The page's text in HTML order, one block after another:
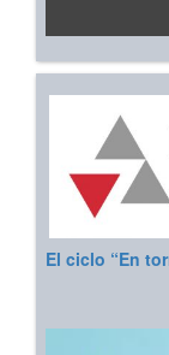
El ciclo “En